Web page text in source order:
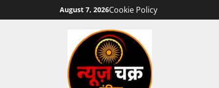
August 7, 2026Cookie Policy